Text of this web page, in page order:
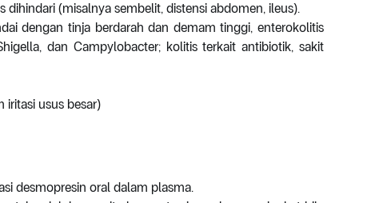
(misalnya sembelit, distensi abdomen, ileus).
dengan tinja berdarah dan demam tinggi, enterokolitis
dan Campylobacter; kolitis terkait antibiotik, sakit
iritasi usus besar)
desmopresin oral dalam plasma.